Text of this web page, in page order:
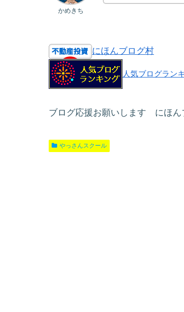
かめきち
にほんブログ村
人気ブログラン
ブログ応援お願いします にほん
やっさんスクール